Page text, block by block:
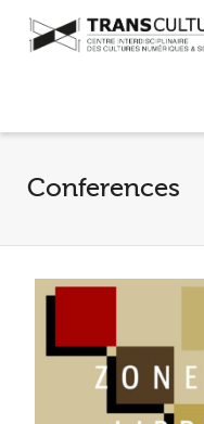
Conferences